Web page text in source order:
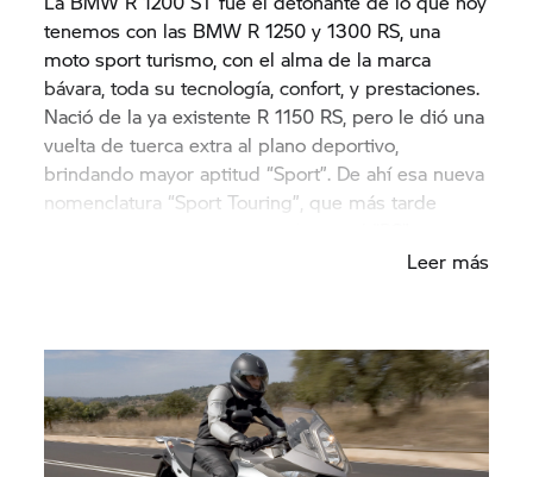
tenemos con las BMW R 1250 y 1300 RS, una
moto sport turismo, con el alma de la marca
bávara, toda su tecnología, confort, y prestaciones.
Nació de la ya existente R 1150 RS, pero le dió una
vuelta de tuerca extra al plano deportivo,
brindando mayor aptitud “Sport”. De ahí esa nueva
nomenclatura “Sport Touring”, que más tarde
Leer más